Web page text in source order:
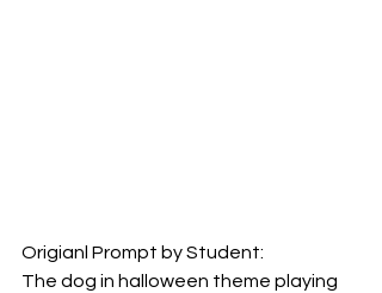
Origianl Prompt by Student:
The dog in halloween theme playing